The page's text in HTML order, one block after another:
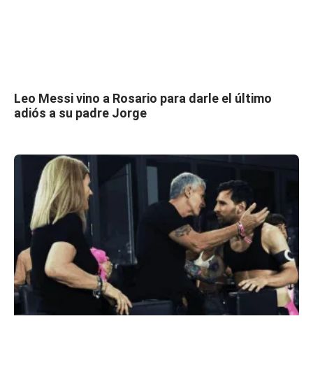
Leo Messi vino a Rosario para darle el último
adiós a su padre Jorge